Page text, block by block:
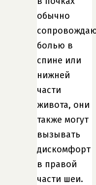
обычно
болью в
спине или
нижней
части
живота, они
также могут
вызывать
дискомфорт
в правой
части шеи.